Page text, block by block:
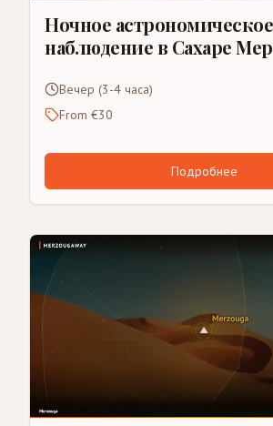
Ночное астрономическое
наблюдение в Сахаре
Вечер (3-4 часа)
From €30
Подробнее